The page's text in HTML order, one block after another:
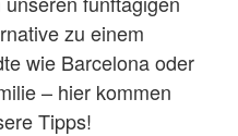
zu einem
wie Barcelona oder
– hier kommen
Tipps!